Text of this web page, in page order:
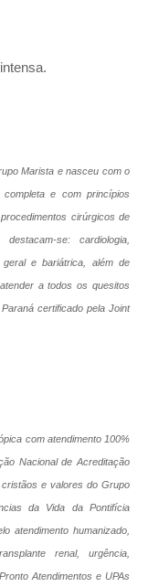
Marista e nasceu com o
e com princípios
cirúrgicos de
se: cardiologia,
geral e bariátrica, além de
a todos os quesitos
certificado pela Joint
com atendimento 100%
Nacional de Acreditação
e valores do Grupo
da Vida da Pontifícia
atendimento humanizado,
renal, urgência,
Atendimentos e UPAs